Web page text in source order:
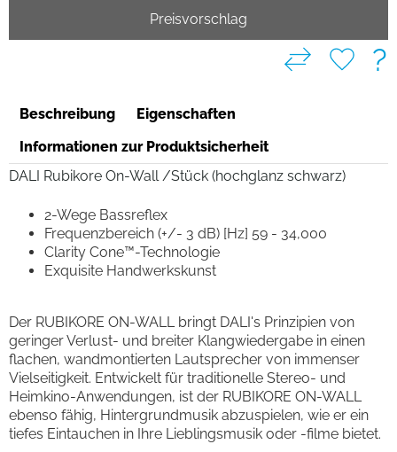
Preisvorschlag
?
Beschreibung
Eigenschaften
Informationen zur Produktsicherheit
DALI Rubikore On-Wall /Stück (hochglanz schwarz)
2-Wege Bassreflex
Frequenzbereich (+/- 3 dB) [Hz] 59 - 34,000
Clarity Cone™-Technologie
Exquisite Handwerkskunst
Der RUBIKORE ON-WALL bringt DALI's Prinzipien von
geringer Verlust- und breiter Klangwiedergabe in einen
flachen, wandmontierten Lautsprecher von immenser
Vielseitigkeit. Entwickelt für traditionelle Stereo- und
Heimkino-Anwendungen, ist der RUBIKORE ON-WALL
ebenso fähig, Hintergrundmusik abzuspielen, wie er ein
tiefes Eintauchen in Ihre Lieblingsmusik oder -filme bietet.